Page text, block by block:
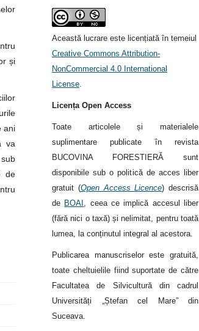
și
ani
va
de
Această lucrare este licențiată în temeiul
Creative Commons Attribution-
NonCommercial 4.0 International
License
Licența Open Access
Toate articolele și materialele
suplimentare publicate în revista
BUCOVINA FORESTIERĂ sunt
disponibile sub o politică de acces liber
gratuit (Open Access Licence) descrisă
de BOAI
, ceea ce implică accesul liber
(fără nici o taxă) și nelimitat, pentru toată
lumea, la conținutul integral al acestora.
Publicarea manuscriselor este gratuită,
toate cheltuielile fiind suportate de către
Facultatea de Silvicultură din cadrul
Universități „Ștefan cel Mare” din
Suceava.